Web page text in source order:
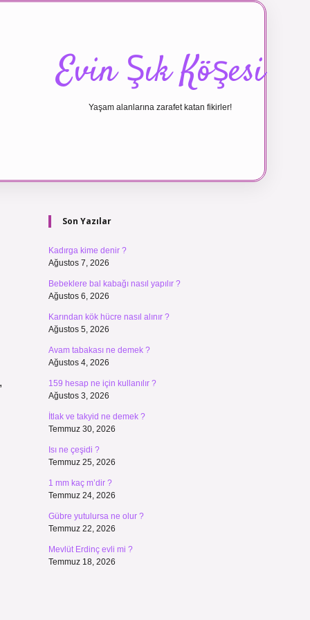
Evin Şık Köşesi
Yaşam alanlarına zarafet katan fikirler!
Sidebar
Son Yazılar
Kadırga kime denir ?
Ağustos 7, 2026
Bebeklere bal kabağı nasıl yapılır ?
Ağustos 6, 2026
Karından kök hücre nasıl alınır ?
Ağustos 5, 2026
Avam tabakası ne demek ?
Ağustos 4, 2026
159 hesap ne için kullanılır ?
Ağustos 3, 2026
İtlak ve takyid ne demek ?
Temmuz 30, 2026
Isı ne çeşidi ?
Temmuz 25, 2026
1 mm kaç m’dir ?
Temmuz 24, 2026
Gübre yutulursa ne olur ?
Temmuz 22, 2026
Mevlüt Erdinç evli mi ?
Temmuz 18, 2026